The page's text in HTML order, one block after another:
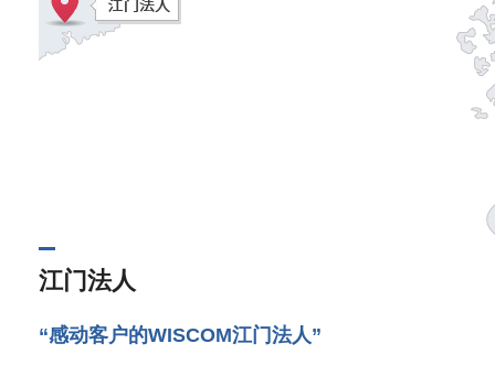
江门法人
“感动客户的WISCOM江门法人”